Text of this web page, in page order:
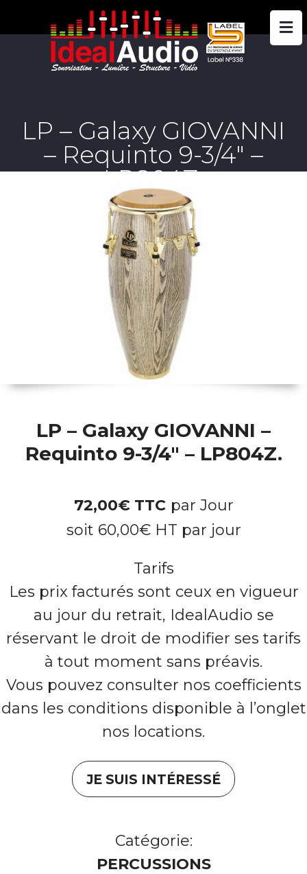
LP – Galaxy GIOVANNI
– Requinto 9-3/4″ –
LP804Z.
LP – Galaxy GIOVANNI –
Requinto 9-3/4″ – LP804Z.
72,00€ TTC par Jour
soit 60,00€HT par jour
Tarifs
Les prix facturés sont ceux en vigueur
au jour du retrait, IdealAudio se
réservant le droit de modifier ses tarifs
à tout moment sans préavis.
Vous pouvez consulter nos coefficients
dans les conditions disponible à l’onglet
nos locations.
JE SUIS INTÉRESSÉ
Catégorie:
PERCUSSIONS